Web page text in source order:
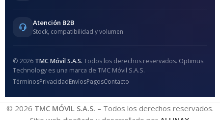
Atención B2B
Stock, compatibilidad y volumen
© 2026 TMC Móvil S.A.S. Todos los derechos reservados. Optimus
Technology es una marca de TMC Móvil S.A.S.
TérminosPrivacidadEnvíosPagosContacto
© 2026 TMC MÓVIL S.A.S. – Todos los derechos reservados.